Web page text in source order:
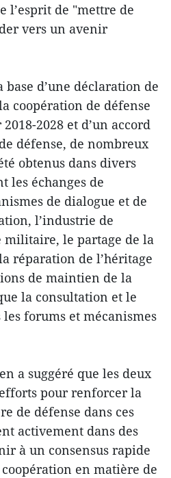
l’esprit de "mettre de
vers un avenir
d’une déclaration de
coopération de défense
2028 et d’un accord
défense, de nombreux
obtenus dans divers
les échanges de
de dialogue et de
l’industrie de
militaire, le partage de la
réparation de l’héritage
de maintien de la
la consultation et le
forums et mécanismes
a suggéré que les deux
pour renforcer la
de défense dans ces
activement dans des
à un consensus rapide
en matière de